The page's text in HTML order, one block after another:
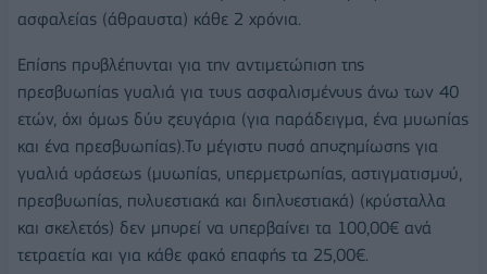
ασφαλείας (άθραυστα) κάθε 2 χρόνια.
Επίσης προβλέπονται για την αντιμετώπιση της
πρεσβυωπίας γυαλιά για τους ασφαλισμένους άνω των 40
ετών, όχι όμως δύο ζευγάρια (για παράδειγμα, ένα μυωπίας
και ένα πρεσβυωπίας).Το μέγιστο ποσό αποζημίωσης για
γυαλιά οράσεως (μυωπίας, υπερμετρωπίας, αστιγματισμού,
πρεσβυωπίας, πολυεστιακά και διπλοεστιακά) (κρύσταλλα
και σκελετός) δεν μπορεί να υπερβαίνει τα 100,00€ ανά
τετραετία και για κάθε φακό επαφής τα 25,00€.